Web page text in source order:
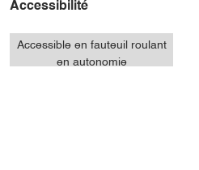
Accessibilité
Accessible en fauteuil roulant
en autonomie